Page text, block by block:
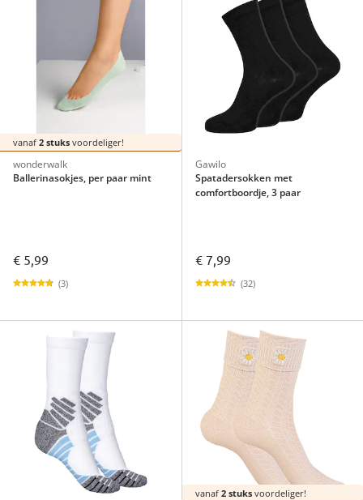
vanaf 2 stuks voordeliger!
wonderwalk
Ballerinasokjes, per paar mint
€ 5,99
(3)
Gawilo
Spatadersokken met
comfortboordje, 3 paar
€ 7,99
(32)
vanaf 2 stuksvoordeliger!